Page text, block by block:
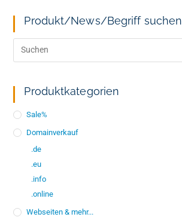
Produkt/News/Begriff suchen
Produktkategorien
Sale%
Domainverkauf
.de
.eu
.info
.online
Webseiten & mehr...